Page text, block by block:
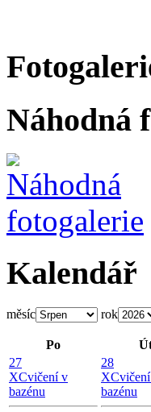
Náhodná
Kalendář
měsíc rok
Po
27
XCvičení v
bazénu
28
X
bazénu